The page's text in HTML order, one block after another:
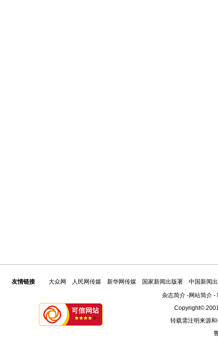
友情链接 大众网 人民网传媒 新华网传媒 国家新闻出版署
中国新闻
杂志简介-网站简介-
Copyright©
转载需注明来源